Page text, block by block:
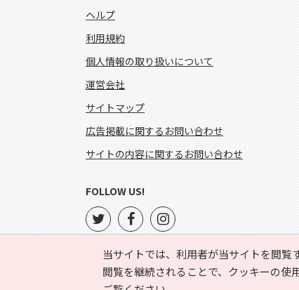
当サイトでは、利用者が当サイトを閲
閲覧を継続されることで、クッキーの使
ヘルプ
利用規約
個人情報の取り扱いについて
運営会社
サイトマップ
広告掲載に関するお問い合わせ
サイトの内容に関するお問い合わせ
FOLLOW US!